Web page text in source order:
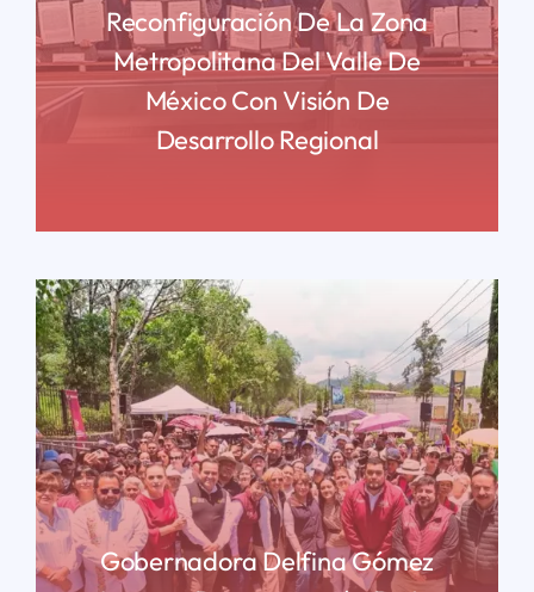
Reconfiguración De La Zona
Metropolitana Del Valle De
México Con Visión De
Desarrollo Regional
Gobernadora Delfina Gómez